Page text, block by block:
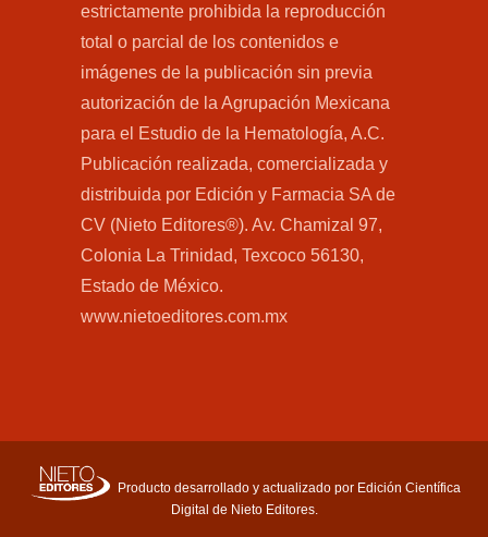
estrictamente prohibida la reproducción
total o parcial de los contenidos e
imágenes de la publicación sin previa
autorización de la Agrupación Mexicana
para el Estudio de la Hematología, A.C.
Publicación realizada, comercializada y
distribuida por Edición y Farmacia SA de
CV (Nieto Editores®). Av. Chamizal 97,
Colonia La Trinidad, Texcoco 56130,
Estado de México.
www.nietoeditores.com.mx
Producto desarrollado y actualizado por Edición Científica
Digital de Nieto Editores.